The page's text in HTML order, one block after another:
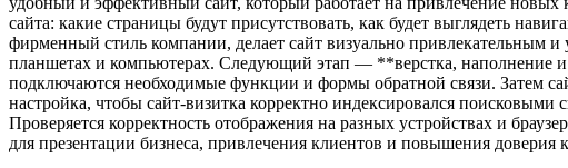
сайта: какие страницы будут присутствовать, как будет выглядеть
фирменный стиль компании, делает сайт визуально привлекательным
планшетах и компьютерах. Следующий этап — **верстка, наполнение и
подключаются необходимые функции и формы обратной связи. Затем
настройка, чтобы сайт-визитка корректно индексировался
Проверяется корректность отображения на разных устройствах и
для презентации бизнеса, привлечения клиентов и повышения доверия